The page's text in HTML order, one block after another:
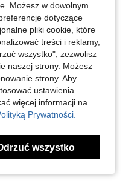
ciała: Klepsydra, Kolor: Czarne,
Możesz w dowolnym
dotyczące
pliki cookie, które
treści i reklamy,
wszystko", zezwolisz
naszej strony. Możesz
strony. Aby
ustawienia
więcej informacji na
Prywatności.
wszystko